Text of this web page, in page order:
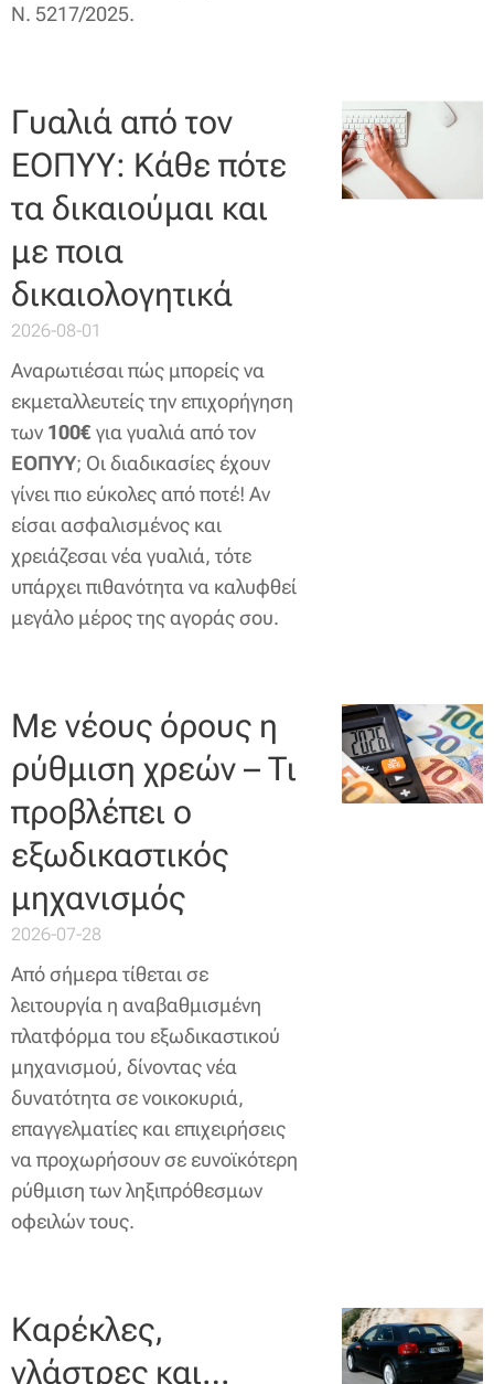
Ν. 5217/2025.
Γυαλιά από τον
ΕΟΠΥΥ: Κάθε πότε
τα δικαιούμαι και
με ποια
δικαιολογητικά
2026-08-01
Αναρωτιέσαι πώς μπορείς να
εκμεταλλευτείς την επιχορήγηση
των 100€για γυαλιά από τον
ΕΟΠΥΥ; Οι διαδικασίες έχουν
γίνει πιο εύκολες από ποτέ! Αν
είσαι ασφαλισμένος και
χρειάζεσαι νέα γυαλιά, τότε
υπάρχει πιθανότητα να καλυφθεί
μεγάλο μέρος της αγοράς σου.
Με νέους όρους η
ρύθμιση χρεών – Τι
προβλέπει ο
εξωδικαστικός
μηχανισμός
2026-07-28
Από σήμερα τίθεται σε
λειτουργία η αναβαθμισμένη
πλατφόρμα του εξωδικαστικού
μηχανισμού, δίνοντας νέα
δυνατότητα σε νοικοκυριά,
επαγγελματίες και επιχειρήσεις
να προχωρήσουν σε ευνοϊκότερη
ρύθμιση των ληξιπρόθεσμων
οφειλών τους.
Καρέκλες,
γλάστρες και…